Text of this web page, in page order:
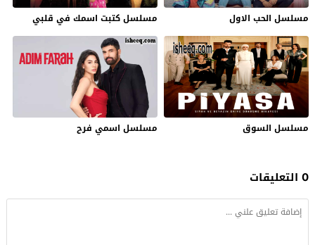
مسلسل الحب الاول مسلسل كتبت اسمك في قلبي
مسلسل السوق مسلسل اسمي فرح
0 التعليقات